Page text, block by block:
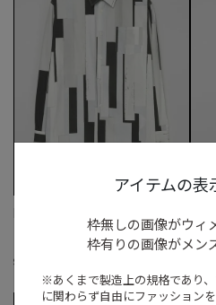
《手洗い可》ブロックパターンボックス
S
ハン
S ◯/ M
アイテムの表
枠無しの画像がウィ
枠有りの画像がメン
※あくまで製造上の規格であり
に関わらず自由にファッション